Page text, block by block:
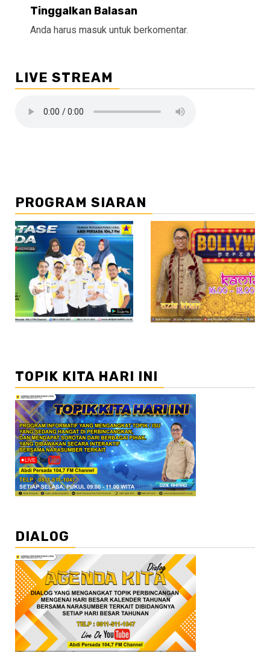
Tinggalkan Balasan
Anda harus masuk untuk berkomentar.
LIVE STREAM
PROGRAM SIARAN
//2
TOPIK KITA HARI INI
DIALOG